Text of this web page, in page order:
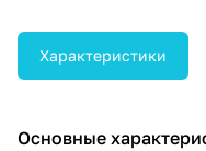
реальном времени по
полю обзора.
Характеристики
Основные